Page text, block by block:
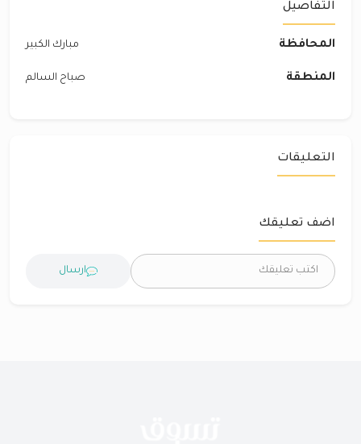
التفاصيل
المحافظة مبارك الكبير
المنطقة صباح السالم
التعليقات
اضف تعليقك
ارسال